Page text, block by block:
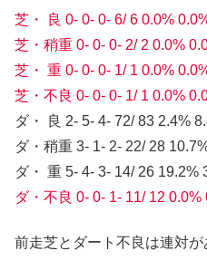
芝・ 良 0- 0- 0- 6/ 6 0.0%
芝・稍重 0- 0- 0- 2/ 2 0.0%
芝・ 重 0- 0- 0- 1/ 1 0.0%
芝・不良 0- 0- 0- 1/ 1 0.0%
ダ・ 良 2- 5- 4- 72/ 83 2.4%
ダ・稍重 3- 1- 2- 22/ 28
ダ・ 重 5- 4- 3- 14/ 26 19.2%
ダ・不良 0- 0- 1- 11/ 12 0.0%
前走芝とダート不良は連対が